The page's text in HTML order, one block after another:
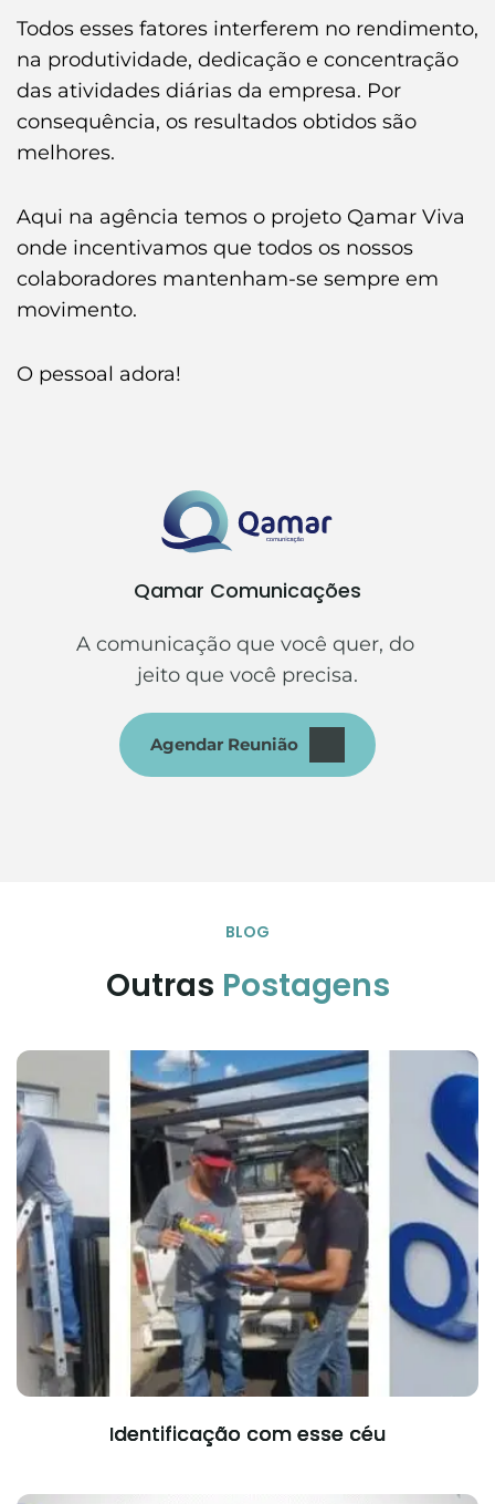
Todos esses fatores interferem no rendimento,
na produtividade, dedicação e concentração
das atividades diárias da empresa. Por
consequência, os resultados obtidos são
melhores.
Aqui na agência temos o projeto Qamar Viva
onde incentivamos que todos os nossos
colaboradores mantenham-se sempre em
movimento.
O pessoal adora!
Qamar Comunicações
A comunicação que você quer, do
jeito que você precisa.
Agendar Reunião
BLOG
Outras Postagens
Identificação com esse céu